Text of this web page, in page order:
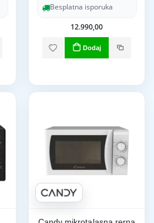
Besplatna isporuka
12.990,00
Dodaj